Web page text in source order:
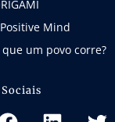
Mind
que um povo corre?